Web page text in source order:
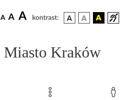
A A A kontrast:
Miasto Kraków